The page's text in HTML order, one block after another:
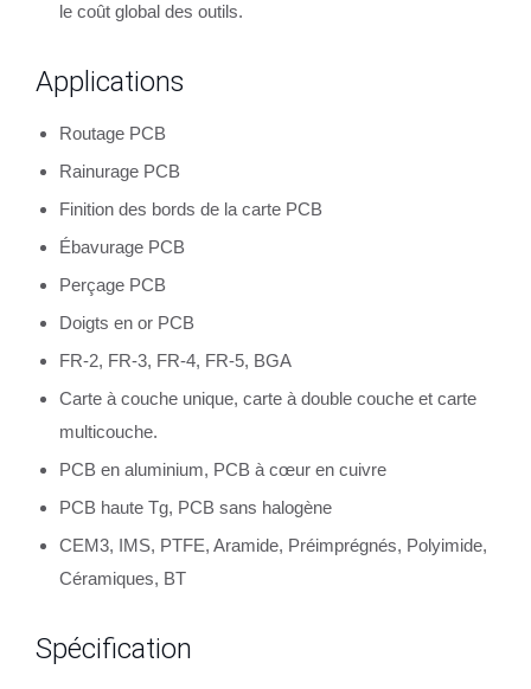
le coût global des outils.
Applications
Routage PCB
Rainurage PCB
Finition des bords de la carte PCB
Ébavurage PCB
Perçage PCB
Doigts en or PCB
FR-2, FR-3, FR-4, FR-5, BGA
Carte à couche unique, carte à double couche et carte
multicouche.
PCB en aluminium, PCB à cœur en cuivre
PCB haute Tg, PCB sans halogène
CEM3, IMS, PTFE, Aramide, Préimprégnés, Polyimide,
Céramiques, BT
Spécification